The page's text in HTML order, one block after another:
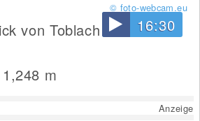
16:30
© foto-webcam.eu
von Toblach aus auf die
1,248 m
Anzeige